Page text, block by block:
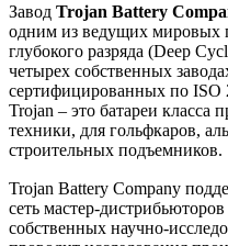
Завод Trojan Battery
одним из ведущих мировых
глубокого разряда (Deep
четырех собственных
сертифицированных по ISO
Trojan – это батареи класса
техники, для гольфкаров,
строительных подъемников.
Trojan Battery Company
сеть мастер-
собственных научно-